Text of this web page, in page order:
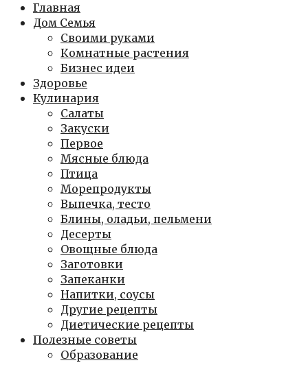
Главная
Дом Семья
Своими руками
Комнатные растения
Бизнес идеи
Здоровье
Кулинария
Салаты
Закуски
Первое
Мясные блюда
Птица
Морепродукты
Выпечка, тесто
Блины, оладьи, пельмени
Десерты
Овощные блюда
Заготовки
Запеканки
Напитки, соусы
Другие рецепты
Диетические рецепты
Полезные советы
Образование